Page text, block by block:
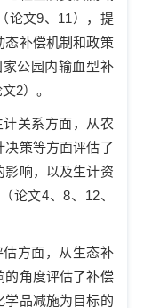
论文9、 11），提
态补偿机制和政策
公园内输血型补
文2）。
关系方面，从农
策等方面评估了
影响，以及生计资
论文4、8、 12、
方面，从生态补
的角度评估了补偿
学品减施为目标的